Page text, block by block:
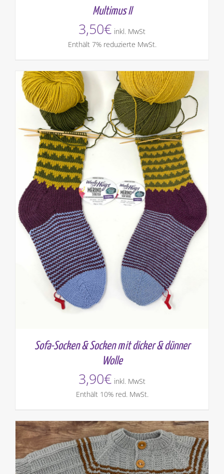
Multimus II
3,50€ inkl. MwSt
Enthält 7% reduzierte MwSt.
Sofa-Socken & Socken mit dicker & dünner
Wolle
3,90€ inkl. MwSt
Enthält 10% red. MwSt.